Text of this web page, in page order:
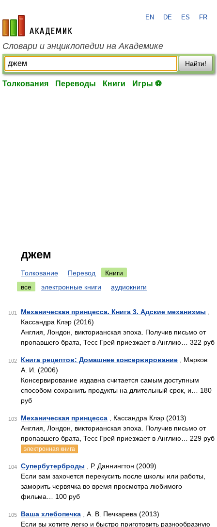
academic.ru
EN DE ES FR
Словари и энциклопедии на Академике
Найти!
Толкования Переводы Книги Игры ⚽
джем
Толкование Перевод
Книги
все
электронные книги аудиокниги
101 Механическая принцесса. Книга 3. Адские механизмы
Кассандра Клэр (2016)
Англия, Лондон, викторианская эпоха. Получив письмо от
пропавшего брата, Тесс Грей приезжает в Англию… 322 руб
102 Книга рецептов: Домашнее консервирование , Марков
А. И. (2006)
Консервирование издавна считается самым доступным
способом сохранить продукты на длительный срок, и… 180
руб
103 Механическая принцесса , Кассандра Клэр (2013)
Англия, Лондон, викторианская эпоха. Получив письмо от
пропавшего брата, Тесс Грей приезжает в Англию… 229 руб
электронная книга
104 Супербутерброды , Р. Даннингтон (2009)
Если вам захочется перекусить после школы или работы,
заморить червячка во время просмотра любимого
фильма… 100 руб
105 Ваша хлебопечка , А. В. Печкарева (2013)
Если вы хотите легко и быстро приготовить разнообразную